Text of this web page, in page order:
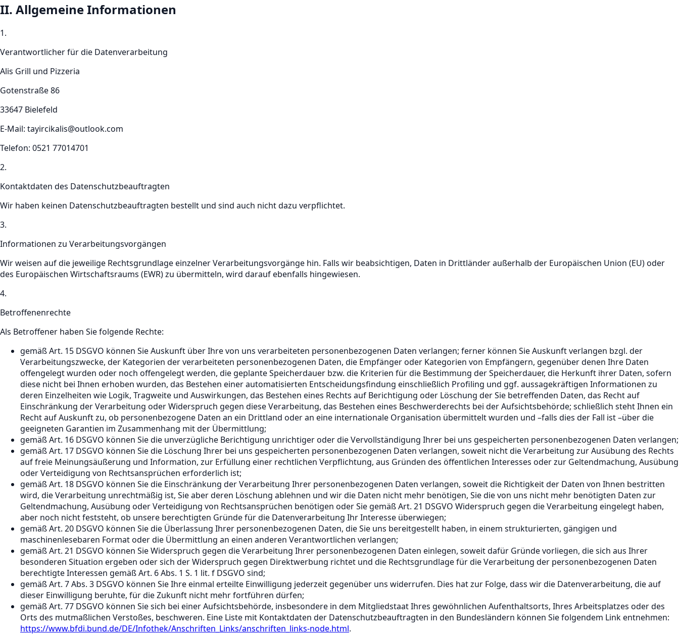
II. Allgemeine Informationen
1.
Verantwortlicher für die Datenverarbeitung
Alis Grill und Pizzeria
Gotenstraße 86
33647 Bielefeld
E-Mail: tayircikalis@outlook.com
Telefon: 0521 77014701
2.
Kontaktdaten des Datenschutzbeauftragten
Wir haben keinen Datenschutzbeauftragten bestellt und sind auch nicht dazu verpflichtet.
3.
Informationen zu Verarbeitungsvorgängen
Wir weisen auf die jeweilige Rechtsgrundlage einzelner Verarbeitungsvorgänge hin. Falls wir beabsichtigen, Daten in Drittländer außerhalb der Europäischen Union (EU) oder
des Europäischen Wirtschaftsraums (EWR) zu übermitteln, wird darauf ebenfalls hingewiesen.
4.
Betroffenenrechte
Als Betroffener haben Sie folgende Rechte:
gemäß Art. 15 DSGVO können Sie Auskunft über Ihre von uns verarbeiteten personenbezogenen Daten verlangen; ferner können Sie Auskunft verlangen bzgl. der
Verarbeitungszwecke, der Kategorien der verarbeiteten personenbezogenen Daten, die Empfänger oder Kategorien von Empfängern, gegenüber denen Ihre Daten
offengelegt wurden oder noch offengelegt werden, die geplante Speicherdauer bzw. die Kriterien für die Bestimmung der Speicherdauer, die Herkunft ihrer Daten, sofern
diese nicht bei Ihnen erhoben wurden, das Bestehen einer automatisierten Entscheidungsfindung einschließlich Profiling und ggf. aussagekräftigen Informationen zu
deren Einzelheiten wie Logik, Tragweite und Auswirkungen, das Bestehen eines Rechts auf Berichtigung oder Löschung der Sie betreffenden Daten, das Recht auf
Einschränkung der Verarbeitung oder Widerspruch gegen diese Verarbeitung, das Bestehen eines Beschwerderechts bei der Aufsichtsbehörde; schließlich steht Ihnen ein
Recht auf Auskunft zu, ob personenbezogene Daten an ein Drittland oder an eine internationale Organisation übermittelt wurden und –falls dies der Fall ist –über die
geeigneten Garantien im Zusammenhang mit der Übermittlung;
gemäß Art. 16 DSGVO können Sie die unverzügliche Berichtigung unrichtiger oder die Vervollständigung Ihrer bei uns gespeicherten personenbezogenen Daten verlangen;
gemäß Art. 17 DSGVO können Sie die Löschung Ihrer bei uns gespeicherten personenbezogenen Daten verlangen, soweit nicht die Verarbeitung zur Ausübung des Rechts
auf freie Meinungsäußerung und Information, zur Erfüllung einer rechtlichen Verpflichtung, aus Gründen des öffentlichen Interesses oder zur Geltendmachung, Ausübung
oder Verteidigung von Rechtsansprüchen erforderlich ist;
gemäß Art. 18 DSGVO können Sie die Einschränkung der Verarbeitung Ihrer personenbezogenen Daten verlangen, soweit die Richtigkeit der Daten von Ihnen bestritten
wird, die Verarbeitung unrechtmäßig ist, Sie aber deren Löschung ablehnen und wir die Daten nicht mehr benötigen, Sie die von uns nicht mehr benötigten Daten zur
Geltendmachung, Ausübung oder Verteidigung von Rechtsansprüchen benötigen oder Sie gemäß Art. 21 DSGVO Widerspruch gegen die Verarbeitung eingelegt haben,
aber noch nicht feststeht, ob unsere berechtigten Gründe für die Datenverarbeitung Ihr Interesse überwiegen;
gemäß Art. 20 DSGVO können Sie die Überlassung Ihrer personenbezogenen Daten, die Sie uns bereitgestellt haben, in einem strukturierten, gängigen und
maschinenlesebaren Format oder die Übermittlung an einen anderen Verantwortlichen verlangen;
gemäß Art. 21 DSGVO können Sie Widerspruch gegen die Verarbeitung Ihrer personenbezogenen Daten einlegen, soweit dafür Gründe vorliegen, die sich aus Ihrer
besonderen Situation ergeben oder sich der Widerspruch gegen Direktwerbung richtet und die Rechtsgrundlage für die Verarbeitung der personenbezogenen Daten
berechtigte Interessen gemäß Art. 6 Abs. 1 S. 1 lit. f DSGVO sind;
gemäß Art. 7 Abs. 3 DSGVO können Sie Ihre einmal erteilte Einwilligung jederzeit gegenüber uns widerrufen. Dies hat zur Folge, dass wir die Datenverarbeitung, die auf
dieser Einwilligung beruhte, für die Zukunft nicht mehr fortführen dürfen;
gemäß Art. 77 DSGVO können Sie sich bei einer Aufsichtsbehörde, insbesondere in dem Mitgliedstaat Ihres gewöhnlichen Aufenthaltsorts, Ihres Arbeitsplatzes oder des
Orts des mutmaßlichen Verstoßes, beschweren. Eine Liste mit Kontaktdaten der Datenschutzbeauftragten in den Bundesländern können Sie folgendem Link entnehmen:
https://www.bfdi.bund.de/DE/Infothek/Anschriften_Links/anschriften_links-node.html.